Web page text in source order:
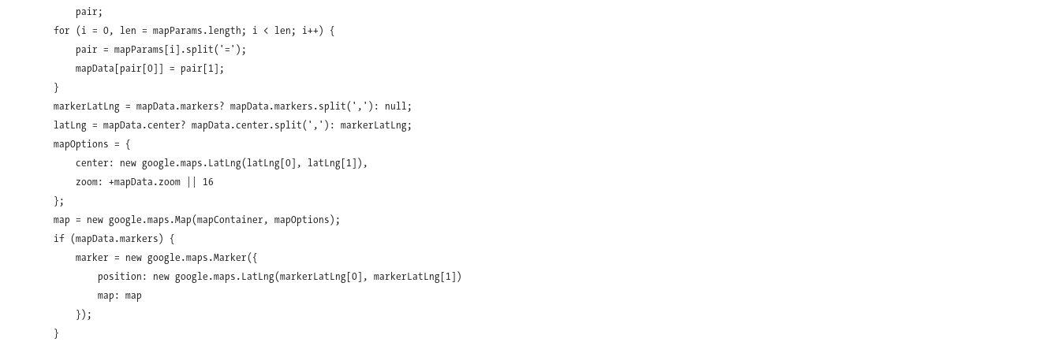
        pair;
    for (i = 0, len = mapParams.length; i < len; i++) {
        pair = mapParams[i].split('=');
        mapData[pair[0]] = pair[1];
    }
    markerLatLng = mapData.markers? mapData.markers.split(','): null;
    latLng = mapData.center? mapData.center.split(','): markerLatLng;
    mapOptions = {
        center: new google.maps.LatLng(latLng[0], latLng[1]),
        zoom: +mapData.zoom || 16
    };
    map = new google.maps.Map(mapContainer, mapOptions);
    if (mapData.markers) {
        marker = new google.maps.Marker({
            position: new google.maps.LatLng(markerLatLng[0], markerLatLng[1]),
            map: map
        });
    }